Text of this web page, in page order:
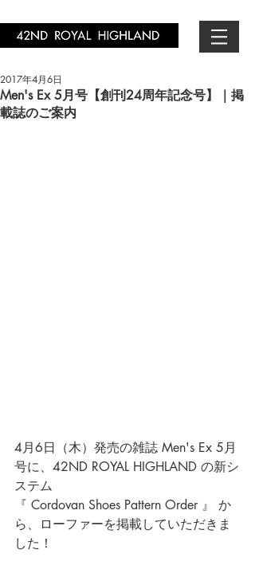
Men's Ex 5月号【創刊24周年記念号】｜掲
載誌のご案内
2017年4月6日
4月6日（木）発売の雑誌 Men's Ex 5月
号に、42ND ROYAL HIGHLAND の新シ
ステム
『 Cordovan Shoes Pattern Order 』
か
ら、ローファーを掲載していただきま
した！